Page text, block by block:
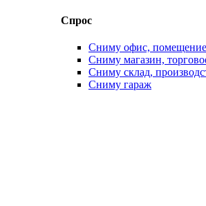
Спрос
Сниму офис, помещение
Сниму магазин,
Сниму склад,
Сниму гараж